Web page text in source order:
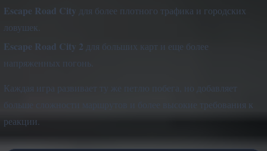
Escape Road City для более плотного трафика и городских
ловушек.
Escape Road City 2 для больших карт и еще более
напряженных погонь.
Каждая игра развивает ту же петлю побега, но добавляет
больше сложности маршрутов и более высокие требования к
реакции.